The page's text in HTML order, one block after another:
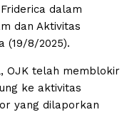
dalam
dan Aktivitas
(19/8/2025).
OJK telah memblokir
ke aktivitas
yang dilaporkan